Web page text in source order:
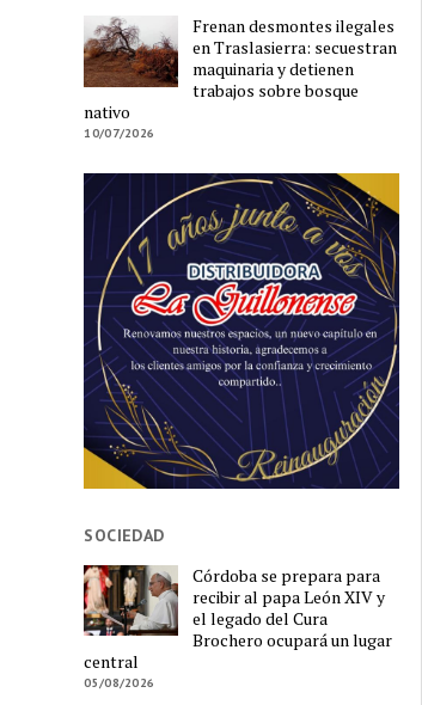
Frenan desmontes ilegales
en Traslasierra: secuestran
maquinaria y detienen
trabajos sobre bosque
nativo
10/07/2026
SOCIEDAD
Córdoba se prepara para
recibir al papa León XIV y
el legado del Cura
Brochero ocupará un lugar
central
05/08/2026